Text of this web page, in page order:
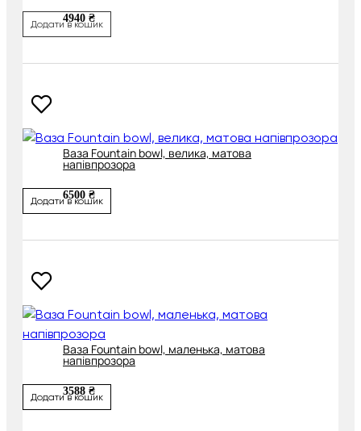
4940 ₴
Додати в кошик
Ваза Fountain bowl, велика, матова
напівпрозора
6500 ₴
Додати в кошик
Ваза Fountain bowl, маленька, матова
напівпрозора
3588 ₴
Додати в кошик